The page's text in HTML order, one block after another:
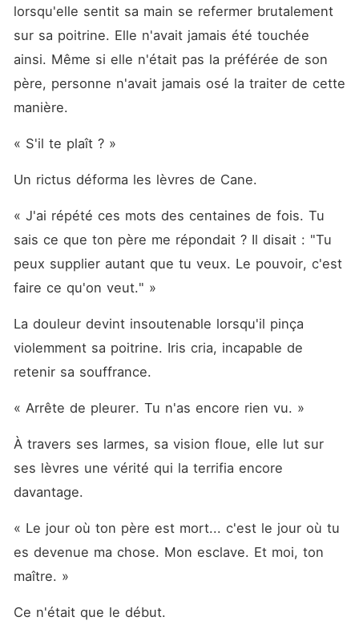
lorsqu'elle sentit sa main se refermer brutalement
sur sa poitrine. Elle n'avait jamais été touchée
ainsi. Même si elle n'était pas la préférée de son
père, personne n'avait jamais osé la traiter de cette
manière.
« S'il te plaît ? »
Un rictus déforma les lèvres de Cane.
« J'ai répété ces mots des centaines de fois. Tu
sais ce que ton père me répondait ? Il disait : "Tu
peux supplier autant que tu veux. Le pouvoir, c'est
faire ce qu'on veut." »
La douleur devint insoutenable lorsqu'il pinça
violemment sa poitrine. Iris cria, incapable de
retenir sa souffrance.
« Arrête de pleurer. Tu n'as encore rien vu. »
À travers ses larmes, sa vision floue, elle lut sur
ses lèvres une vérité qui la terrifia encore
davantage.
« Le jour où ton père est mort... c'est le jour où tu
es devenue ma chose. Mon esclave. Et moi, ton
maître. »
Ce n'était que le début.